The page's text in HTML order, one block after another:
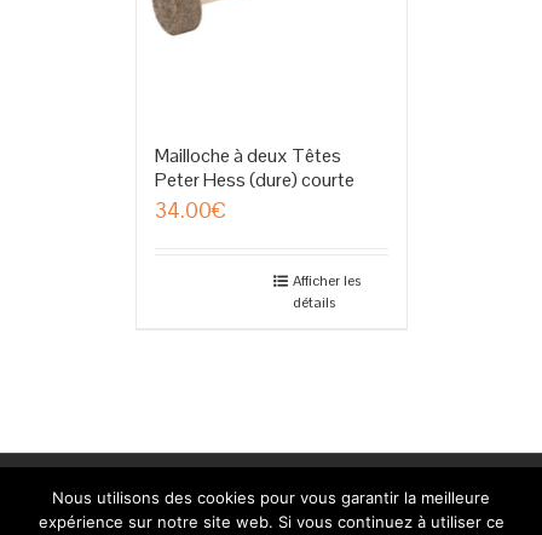
Mailloche à deux Têtes
Peter Hess (dure) courte
34.00€
Afficher les
détails
Copyright 2014 Peter Hess Academy Belgium | Création: Linda
Camurato www.shinedesign.be
Nous utilisons des cookies pour vous garantir la meilleure
expérience sur notre site web. Si vous continuez à utiliser ce